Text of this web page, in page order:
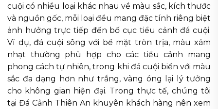
cuội có nhiều loại khác nhau về màu sắc, kích thước
và nguồn gốc, mỗi loại đều mang đặc tính riêng biệt
ảnh hưởng trực tiếp đến bố cục tiểu cảnh đá cuội.
Ví dụ, đá cuội sông với bề mặt tròn trịa, màu xám
nhạt thường phù hợp cho các tiểu cảnh mang
phong cách tự nhiên, trong khi đá cuội biển với màu
sắc đa dạng hơn như trắng, vàng óng lại lý tưởng
cho không gian hiện đại. Trong thực tế, chúng tôi
tại Đá Cảnh Thiên An khuyên khách hàng nên xem